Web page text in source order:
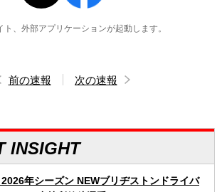
、外部アプリケーションが起動します。
前の速報 次の速報
INSIGHT
年シーズン NEWブリヂストンドライバ